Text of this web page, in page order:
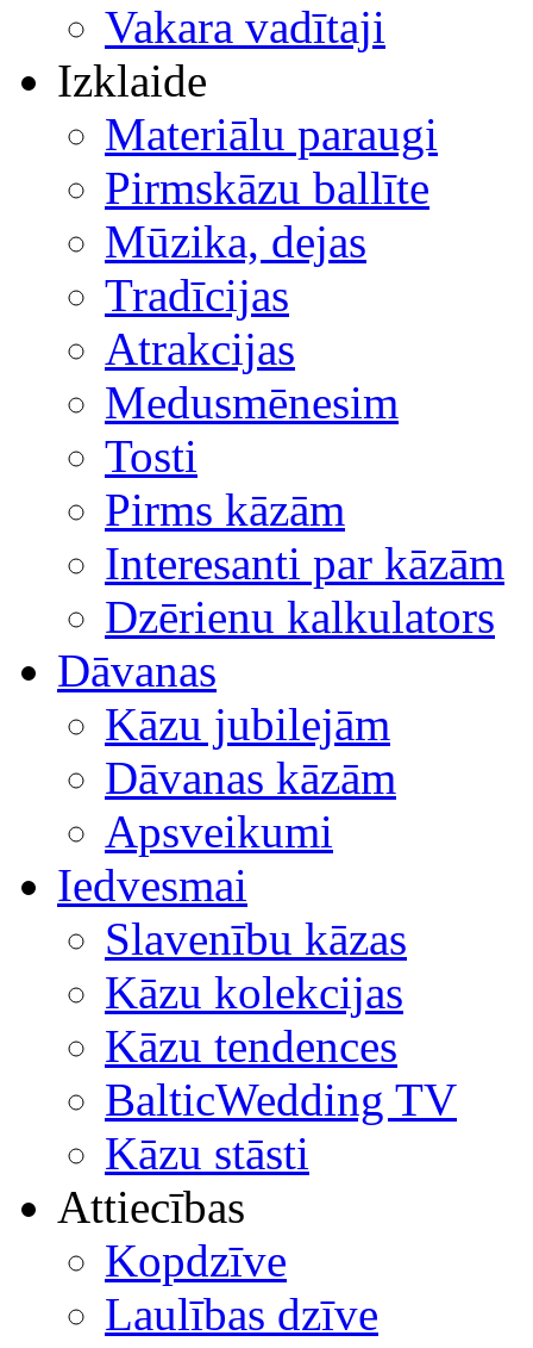
Vakara vadītaji
Izklaide
Materiālu paraugi
Pirmskāzu ballīte
Mūzika, dejas
Tradīcijas
Atrakcijas
Medusmēnesim
Tosti
Pirms kāzām
Interesanti par kāzām
Dzērienu kalkulators
Dāvanas
Kāzu jubilejām
Dāvanas kāzām
Apsveikumi
Iedvesmai
Slavenību kāzas
Kāzu kolekcijas
Kāzu tendences
BalticWedding TV
Kāzu stāsti
Attiecības
Kopdzīve
Laulības dzīve